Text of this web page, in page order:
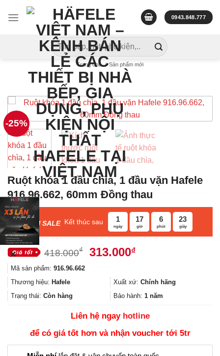
0943.848.777
Tìm
kiếm:
Trang chủ / Sản phẩm mới
-25%
Ruột khóa 1 đầu chìa, 1 đầu vặn Hafele
916.96.662, 60mm Đồng thau
F ASH SALE Kết thúc sau 1
ngày
17
giờ
6
phút
22
giây
418.000₫
Giá
418.000₫.
313.000₫Giá
là:
313.000₫.
Mã sản phẩm: 916.96.662
Thương hiệu: Hafele Xuất xứ: Chính hãng
Trạng thái: Còn hàng Bảo hành: 1 năm
Liên hệ ngay hotline
để có giá tốt hơn và nhận voucher tới 5tr
✕